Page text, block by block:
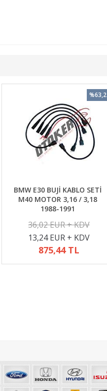
BMW E30 BUJİ KABLO SETİ
M40 MOTOR 3,16 / 3,18
1988-1991
36,02 EUR + KDV
13,24 EUR + KDV
875,44 TL
%63,2